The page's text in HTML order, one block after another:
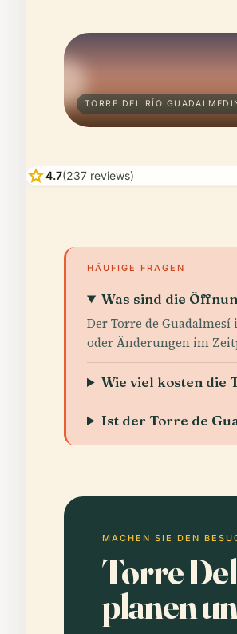
TORRE DEL RÍO
star4.7(237 reviews)
HÄUFIGE FRAGEN
Was sind die
Der Torre de
oder Änderungen im
Wie viel kosten die
Ist der Torre de
MACHEN SIE DEN
Torre
planen